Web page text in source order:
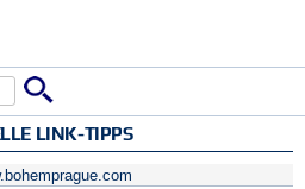
LINK-TIPPS